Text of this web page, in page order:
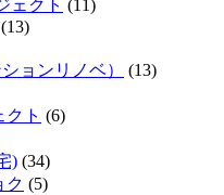
ェクト (11)
(13)
ョンリノベ）
(13)
ト (6)
) (34)
ク (5)